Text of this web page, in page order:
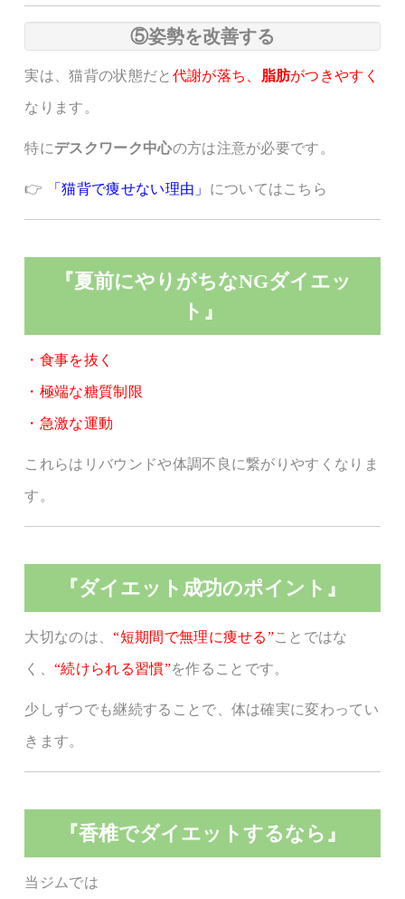
⑤姿勢を改善する
実は、猫背の状態だと 代謝が落ち、 脂肪がつきやすく
なります。
特にデスクワーク中心の方は注意が必要です。
👉 「猫背で痩せない理由」 についてはこちら
『夏前にやりがちなNGダイエッ
ト』
・食事を抜く
・極端な糖質制限
・急激な運動
これらはリバウンドや体調不良に繋がりやすくなりま
す。
『ダイエット成功のポイント』
大切なのは、“短期間で無理に痩せる”ことではな
く、“続けられる習慣”を作ることです。
少しずつでも継続することで、体は確実に変わってい
きます。
『香椎でダイエットするなら』
当ジムでは